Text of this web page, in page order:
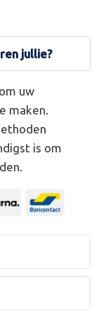
jullie?
uw
maken.
is om